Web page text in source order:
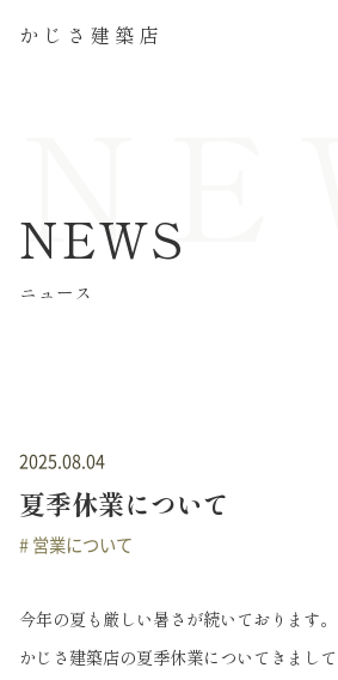
かじさ建築店
NEWS
ニュース
2025.08.04
夏季休業について
# 営業について
今年の夏も厳しい暑さが続いております。
かじさ建築店の夏季休業についてきまし